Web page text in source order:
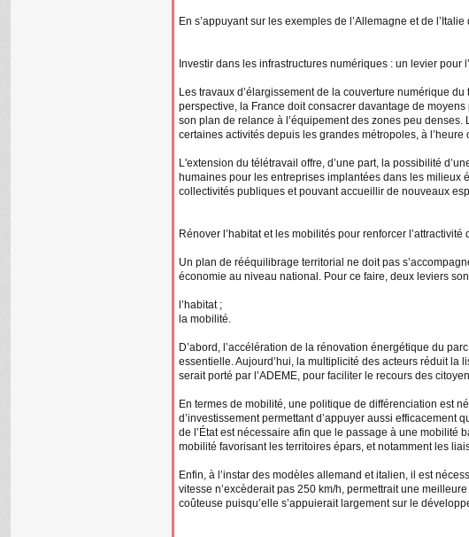
En s’appuyant sur les exemples de l’Allemagne et de
Investir dans les infrastructures numériques : un levier
Les travaux d’élargissement de la couverture numérique
perspective, la France doit consacrer davantage de
son plan de relance à l’équipement des zones peu
certaines activités depuis les grandes métropoles, à
L'extension du télétravail offre, d’une part, la possibilité
humaines pour les entreprises implantées dans les milieux
collectivités publiques et pouvant accueillir de nouveaux
Rénover l’habitat et les mobilités pour renforcer
Un plan de rééquilibrage territorial ne doit pas
économie au niveau national. Pour ce faire, deux leviers
l’habitat ;
la mobilité.
D’abord, l’accélération de la rénovation énergétique du
essentielle. Aujourd’hui, la multiplicité des acteurs réduit la
serait porté par l’ADEME, pour faciliter le recours des
En termes de mobilité, une politique de différenciation est
d’investissement permettant d’appuyer aussi
de l’État est nécessaire afin que le passage à une mobilité
mobilité favorisant les territoires épars, et notamment les
Enfin, à l’instar des modèles allemand et italien, il est
vitesse n’excèderait pas 250 km/h, permettrait une
coûteuse puisqu’elle s’appuierait largement sur le